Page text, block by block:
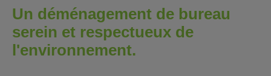
Un déménagement de bureau
serein et respectueux de
l'environnement.